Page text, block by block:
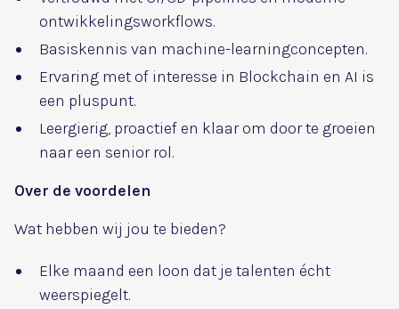
ontwikkelingsworkflows.
Basiskennis van machine-learningconcepten.
Ervaring met of interesse in Blockchain en AI is
een pluspunt.
Leergierig, proactief en klaar om door te groeien
naar een senior rol.
Over de voordelen
Wat hebben wij jou te bieden?
Elke maand een loon dat je talenten écht
weerspiegelt.